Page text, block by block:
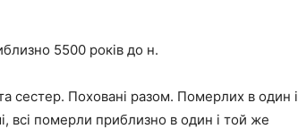
5500 років до н.
сестер. Поховані разом. Померлих в один і
всі померли приблизно в один і той же